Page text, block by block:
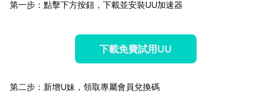
第一步：點擊下方按鈕，下載並安裝UU加速器
下載免費試用UU
第二步：新增U妹，領取專屬會員兌換碼